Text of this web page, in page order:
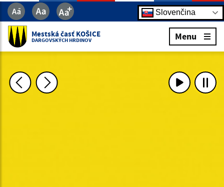
Slovenčina
Mestská časť KOŠICE
DARGOVSKÝCH HRDINOV Menu